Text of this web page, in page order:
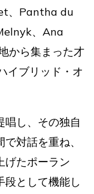
、Pantha du
、Ana
から集まった才
イブリッド・オ
唱し、その独自
対話を重ね、
げたポーラン
段として機能し